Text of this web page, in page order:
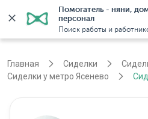
Помогатель - няни,
персонал
Поиск работы и
Главная Сиделки
Сиделки у метро Ясенево